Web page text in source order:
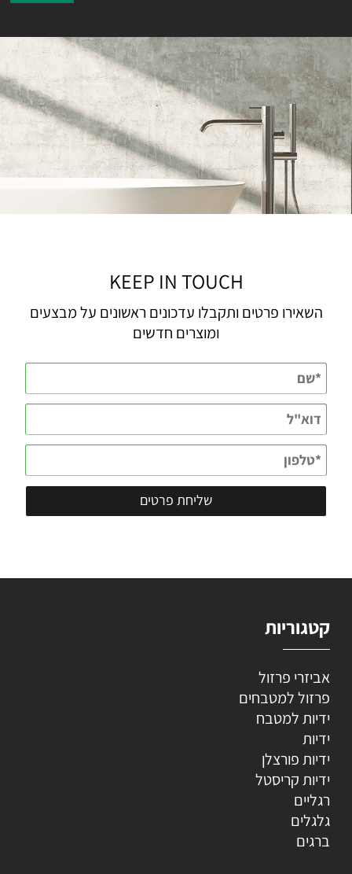
KEEP IN TOUCH
השאירו פרטים ותקבלו עדכונים ראשונים על מבצעים
ומוצרים חדשים
קטגוריות
אביזרי פרזול
פרזול למטבחים
ידיות למטבח
ידיות
ידיות פורצלן
ידיות קריסטל
רגליים
גלגלים
ברגים